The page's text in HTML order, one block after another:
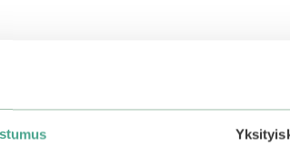
pad -liinalla.
Primer Plus-pohjustajalla. Tämä
kynnelle.